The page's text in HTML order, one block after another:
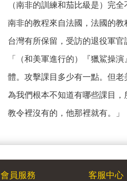
（南非的訓練和茄比級是）完
南非的教程來自法國，法國的
台灣有所保留，受訪的退役軍官
「（和美軍進行的）『獵鯊操
體。攻擊課目多少有一點。但
為我們根本不知道有哪些課目
教令裡沒有的，他那裡就有。」
會員服務 客服中心